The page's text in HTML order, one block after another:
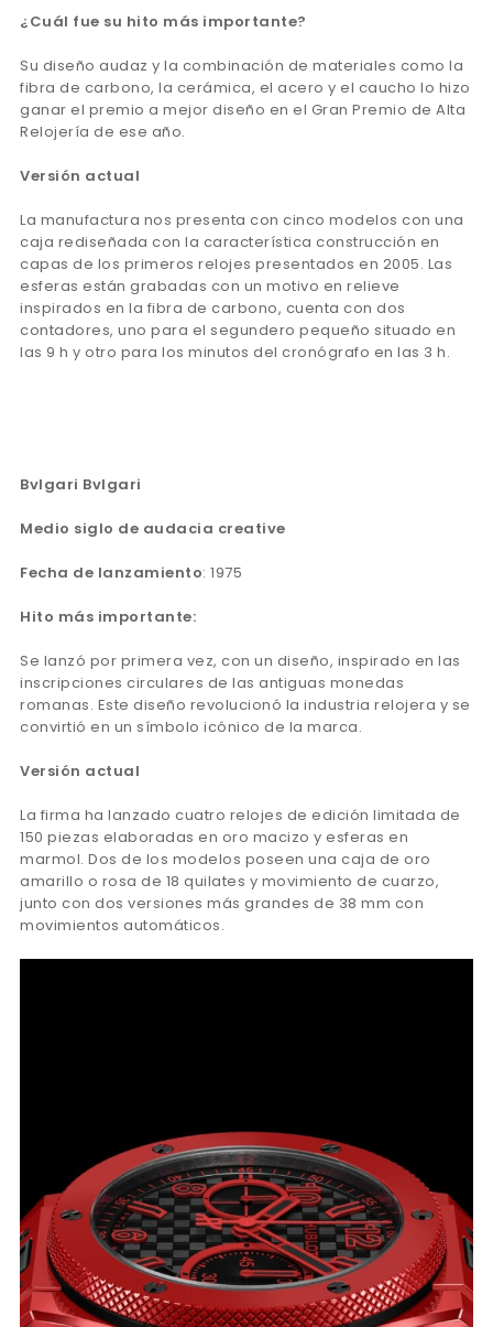
¿Cuál fue su hito más importante?
Su diseño audaz y la combinación de materiales como la
fibra de carbono, la cerámica, el acero y el caucho lo hizo
ganar el premio a mejor diseño en el Gran Premio de Alta
Relojería de ese año.
Versión actual
La manufactura nos presenta con cinco modelos con una
caja rediseñada con la característica construcción en
capas de los primeros relojes presentados en 2005. Las
esferas están grabadas con un motivo en relieve
inspirados en la fibra de carbono, cuenta con dos
contadores, uno para el segundero pequeño situado en
las 9 h y otro para los minutos del cronógrafo en las 3 h.
Bvlgari Bvlgari
Medio siglo de audacia creative
Fecha de lanzamiento: 1975
Hito más importante:
Se lanzó por primera vez, con un diseño, inspirado en las
inscripciones circulares de las antiguas monedas
romanas. Este diseño revolucionó la industria relojera y se
convirtió en un símbolo icónico de la marca.
Versión actual
La firma ha lanzado cuatro relojes de edición limitada de
150 piezas elaboradas en oro macizo y esferas en
marmol. Dos de los modelos poseen una caja de oro
amarillo o rosa de 18 quilates y movimiento de cuarzo,
junto con dos versiones más grandes de 38 mm con
movimientos automáticos.